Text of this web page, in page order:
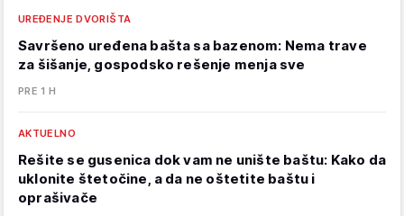
UREĐENJE DVORIŠTA
Savršeno uređena bašta sa bazenom: Nema trave
za šišanje, gospodsko rešenje menja sve
PRE 1 H
AKTUELNO
Rešite se gusenica dok vam ne unište baštu: Kako da
uklonite štetočine, a da ne oštetite baštu i
oprašivače